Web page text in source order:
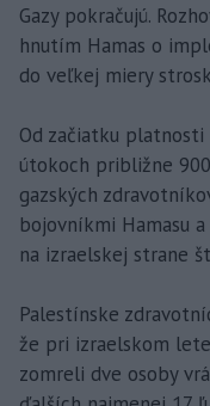
Gazy pokračujú.
hnutím Hamas o
do veľkej miery
Od začiatku
útokoch približne
gazských
bojovníkmi Hamasu
na izraelskej strane
Palestínske
že pri izraelskom
zomreli dve osoby